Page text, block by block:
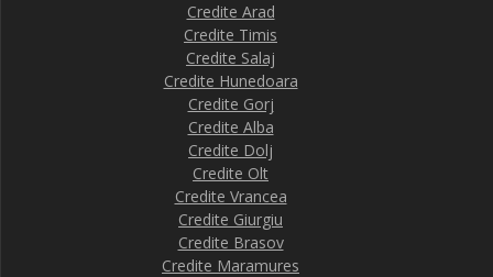
Credite Arad
Credite Timis
Credite Salaj
Credite Hunedoara
Credite Gorj
Credite Alba
Credite Dolj
Credite Olt
Credite Vrancea
Credite Giurgiu
Credite Brasov
Credite Maramures